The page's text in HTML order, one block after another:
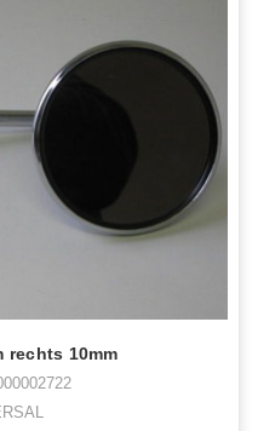
rechts 10mm